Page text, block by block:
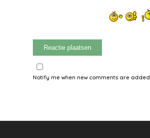
Notify me when new comments are added.